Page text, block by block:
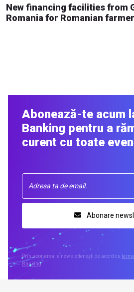
New financing facilities from
Romania for Romanian
Abonează-te acum
Banking pentru a
curent cu toate
Abonare
Prin abonarea la newsletter ești de acord cu
Banking